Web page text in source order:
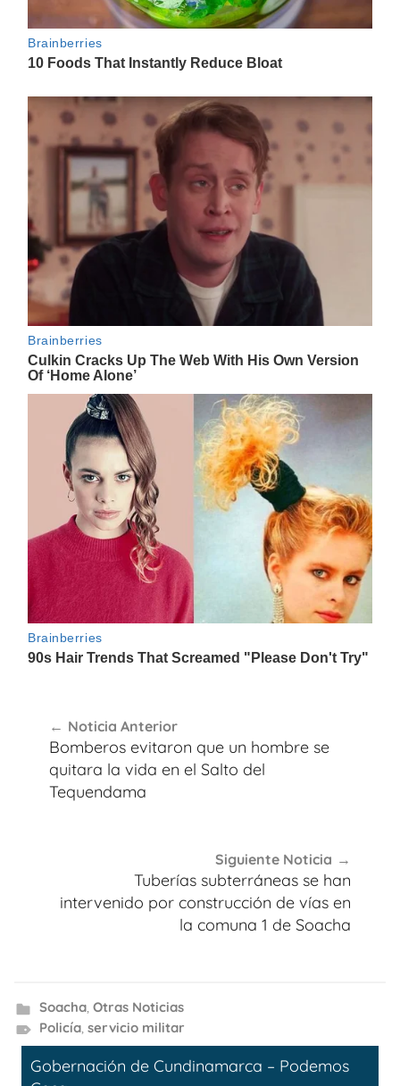
de
entradas
Noticia Anterior
Bomberos evitaron que un hombre se
quitara la vida en el Salto del
Tequendama
Siguiente Noticia
Tuberías subterráneas se han
intervenido por construcción de vías en
la comuna 1 de Soacha
Soacha, Otras Noticias
Policía, servicio militar
Gobernación de Cundinamarca – Podemos